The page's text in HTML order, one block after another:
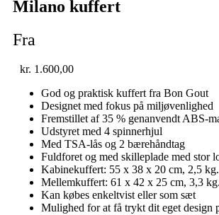
Milano kuffert
Fra
kr. 1.600,00
God og praktisk kuffert fra Bon Gout
Designet med fokus på miljøvenlighed
Fremstillet af 35 % genanvendt ABS-
Udstyret med 4 spinnerhjul
Med TSA-lås og 2 bærehåndtag
Fuldforet og med skilleplade med stor
Kabinekuffert: 55 x 38 x 20 cm, 2,5
Mellemkuffert: 61 x 42 x 25 cm, 3,3
Kan købes enkeltvist eller som sæt
Mulighed for at få trykt dit eget design